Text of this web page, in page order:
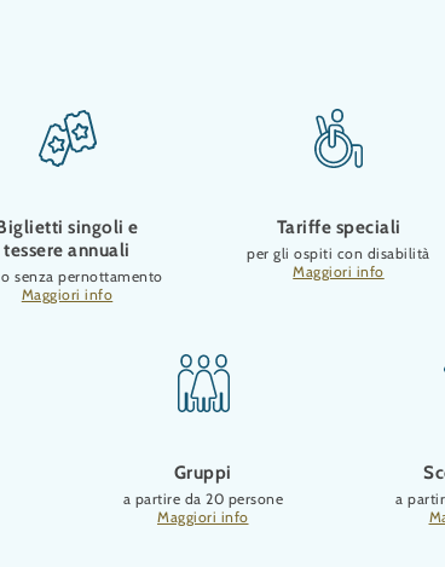
singoli e
tessere annuali
senza pernottamento
Maggiori info
Tariffe speciali
per gli ospiti con disabilità
Maggiori info
Gruppi
a partire da 20 persone
Maggiori info
a